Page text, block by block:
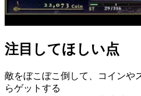
注目してほしい点
敵をぼこぼこ倒して、コインや
らゲットする